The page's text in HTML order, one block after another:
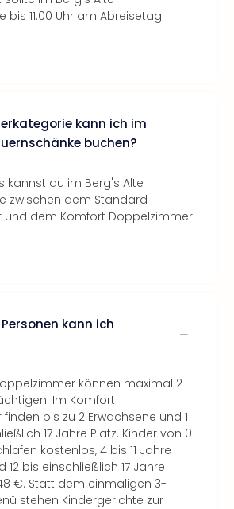
bis 11:00 Uhr am Abreisetag
kann ich im
buchen?
kannst du im Berg's Alte
zwischen dem Standard
und dem Komfort Doppelzimmer
kann ich
können maximal 2
Im Komfort
bis zu 2 Erwachsene und 1
17 Jahre Platz. Kinder von 0
kostenlos, 4 bis 11 Jahre
12 bis einschließlich 17 Jahre
€. Statt dem einmaligen 3-
stehen Kindergerichte zur